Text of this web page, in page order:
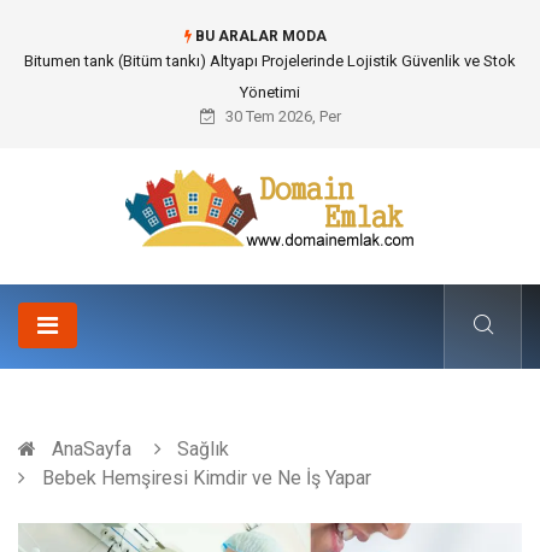
BU ARALAR MODA
Güvenilir Chip Satışı: Kesintisiz Poker Deneyimi İçin Profesyonel Destek
30 Tem 2026, Per
AnaSayfa
Sağlık
Bebek Hemşiresi Kimdir ve Ne İş Yapar